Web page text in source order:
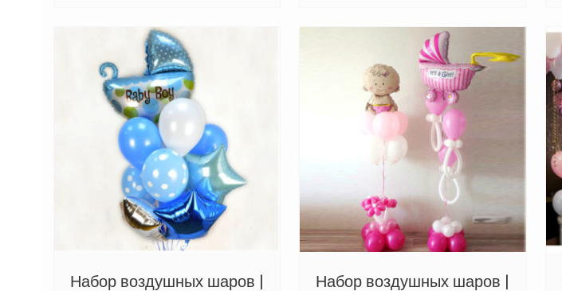
Набор воздушных шаров |
Набор воздушных шаров |